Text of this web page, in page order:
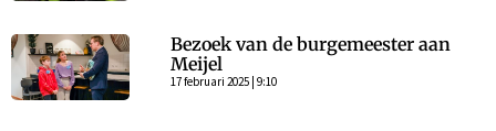
Bezoek van de burgemeester aan
Meijel
17 februari 2025 | 9:10